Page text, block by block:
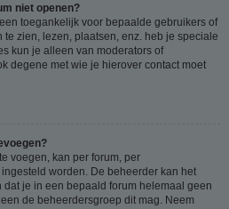
niet openen?
toegankelijk voor bepaalde gebruikers of
zien, lezen, plaatsen, enz. heb je speciale
kun je alleen van moderators of
degene met wie je hierover contact moet
voegen, kan per forum, per
worden. De beheerder kan het
je in een bepaald forum helemaal geen
de beheerdersgroep dit mag. Neem